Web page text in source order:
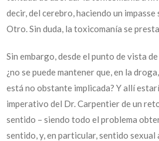
decir, del cerebro, haciendo un
Otro. Sin duda, la toxicomanía se
Sin embargo, desde el punto de vista
¿no se puede mantener que, en la
está no obstante implicada? Y allí
imperativo del Dr. Carpentier de un
sentido – siendo todo el problema
sentido, y, en particular, sentido sexual